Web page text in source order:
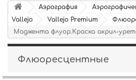
Аэрография
Vallejo
Vallejo Premium
Маджента флуор.Краска акрил-
Флюоресцентные